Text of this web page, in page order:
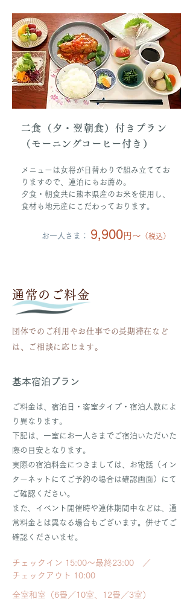
二食（夕・翌朝食）付きプラン
（ モーニングコーヒー付き）
メニューは女将が日替わりで組み立ててお
りますので、連泊にもお薦め。
夕食・朝食共に熊本県産のお米を使用し、
食材も地元産にこだわっております。
お一人さま： 9,900円〜 （税込）
通常のご料金
団体でのご利用やお仕事での長期滞在など
は、ご相談に応じます。
基本宿泊プラン
ご料金は、宿泊日・客室タイプ・宿泊人数によ
り異なります。
下記は、一室にお一人さまでご宿泊いただいた
際の目安となります。
実際の宿泊料金につきましては、お電話（イン
ターネットにてご予約の場合は確認画面）にて
ご確認ください。
また、イベント開催時や連休期間中などは、通
常料金とは異なる場合もございます。併せてご
確認くださいませ。
全室和室（6畳／10室、12畳／3室）
チェックイン 15:00～最終23:00 ／
チェックアウト 10:00